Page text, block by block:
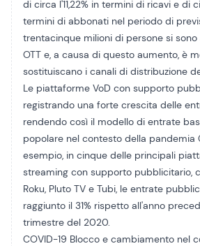
di circa l'11,22% in termini di ricavi e di
termini di abbonati nel periodo di
trentacinque milioni di persone si
OTT e, a causa di questo aumento, è
sostituiscano i canali di distribuzione
Le piattaforme VoD con supporto
registrando una forte crescita delle
rendendo così il modello di entrate
popolare nel contesto della pandemia
esempio, in cinque delle principali
streaming con supporto pubblicitario,
Roku, Pluto TV e Tubi, le entrate
raggiunto il 31% rispetto all'anno
trimestre del 2020.
COVID-19 Blocco e cambiamento nel